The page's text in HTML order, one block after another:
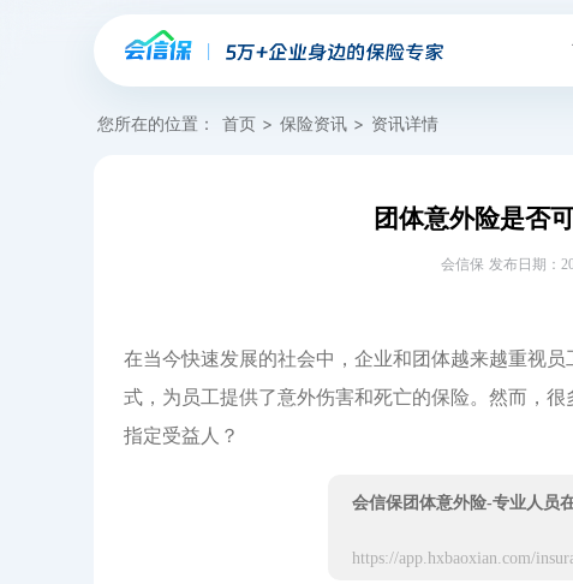
您所在的位置： 首页 > 保险资讯 > 资讯详情
团体意外险是否
会信保 发布日期：
在当今快速发展的社会中，企业和团体越来越重视员
式，为员工提供了意外伤害和死亡的保险。然而，
指定受益人？
会信保团体意外险-专业人员